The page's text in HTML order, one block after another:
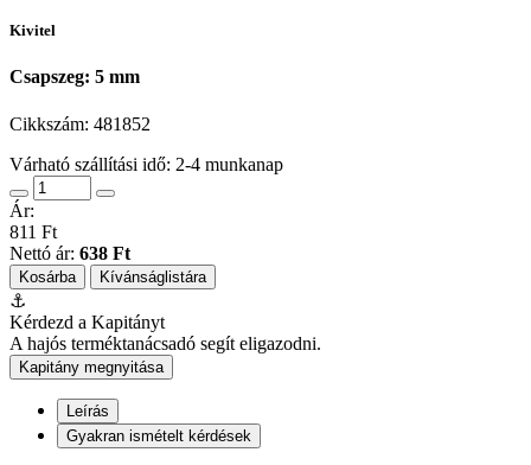
Kivitel
Csapszeg: 5 mm
Cikkszám: 481852
Várható szállítási idő: 2-4 munkanap
Ár:
811 Ft
Nettó ár: 638 Ft
Kosárba Kívánságlistára
⚓
Kérdezd a Kapitányt
A hajós terméktanácsadó segít eligazodni.
Kapitány megnyitása
Leírás
Gyakran ismételt kérdések